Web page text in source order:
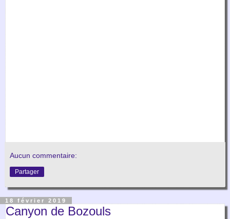
Aucun commentaire:
Partager
18 février 2019
Canyon de Bozouls